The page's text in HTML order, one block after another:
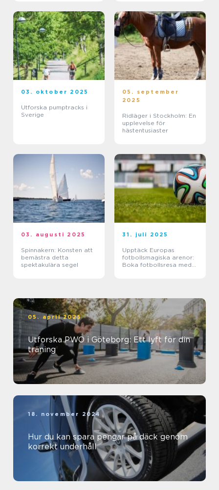
03. oktober 2025
Utforska pumptracks i
Sverige
05. september
2025
Ridläger i Stockholm: En
upplevelse för
hästentusiaster
03. augusti 2025
Spinnakern: Konsten att
bemästra detta
spektakulära segel
31. juli 2025
Upptäck Europas
fotbollsmagiska arenor:
Boka fotbollsresa med
05. april 2025
Utforska PWO i Göteborg: Ett lyft för din
träning
18. november 2024
Hur du kan spara pengar på däck genom
korrekt underhåll